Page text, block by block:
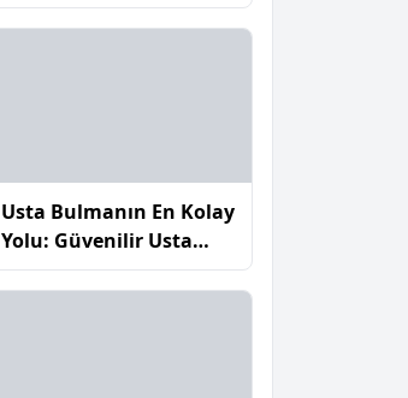
Hızla Müdahale Etti
Usta Bulmanın En Kolay
Yolu: Güvenilir Usta
Nasıl Seçilir?